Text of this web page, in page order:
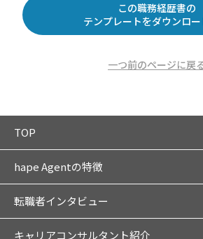
この職務経歴書の
テンプレートをダウンロー
一つ前のページに戻
TOP
hape Agentの特徴
転職者インタビュー
キャリアコンサルタント紹介